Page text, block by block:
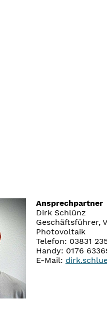
Ansprechpartner
Dirk Schlünz
Geschäftsführer,
Photovoltaik
Telefon: 03831
Handy: 0176
E-Mail: